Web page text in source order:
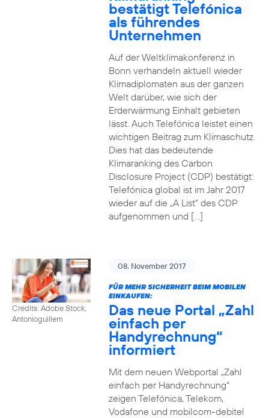
bestätigt Telefónica
als führendes
Unternehmen
Auf der Weltklimakonferenz in
Bonn verhandeln aktuell wieder
Klimadiplomaten aus der ganzen
Welt darüber, wie sich der
Erderwärmung Einhalt gebieten
lässt. Auch Telefónica leistet einen
wichtigen Beitrag zum Klimaschutz.
Dies hat das bedeutende
Klimaranking des Carbon
Disclosure Project (CDP) bestätigt:
Telefónica global ist im Jahr 2017
wieder auf die „A List“ des CDP
aufgenommen und […]
Credits: Adobe Stock,
Antonioguillem
08. November 2017
FÜR MEHR SICHERHEIT BEIM MOBILEN
EINKAUFEN:
Das neue Portal „Zahl
einfach per
Handyrechnung“
informiert
Mit dem neuen Webportal „Zahl
einfach per Handyrechnung“
zeigen Telefónica, Telekom,
Vodafone und mobilcom-debitel